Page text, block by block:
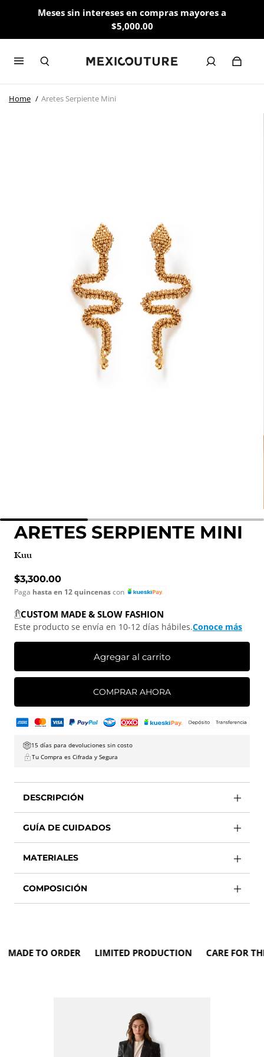
Meses sin intereses en compras mayores a
$5,000.00
Home Aretes Serpiente Mini
ARETES SERPIENTE MINI
Kuu
Precio normal
$3,300.00
Paga hasta en 12 quincenascon
CUSTOM MADE & SLOW FASHION
Este producto se envía en 10-12 días hábiles.Conoce más
Agregar al carrito
COMPRAR AHORA
15 días para devoluciones sin costo
Tu Compra es Cifrada y Segura
DESCRIPCIÓN
GUÍA DE CUIDADOS
MATERIALES
COMPOSICIÓN
TO ORDER LIMITED PRODUCTION CARE FOR THE